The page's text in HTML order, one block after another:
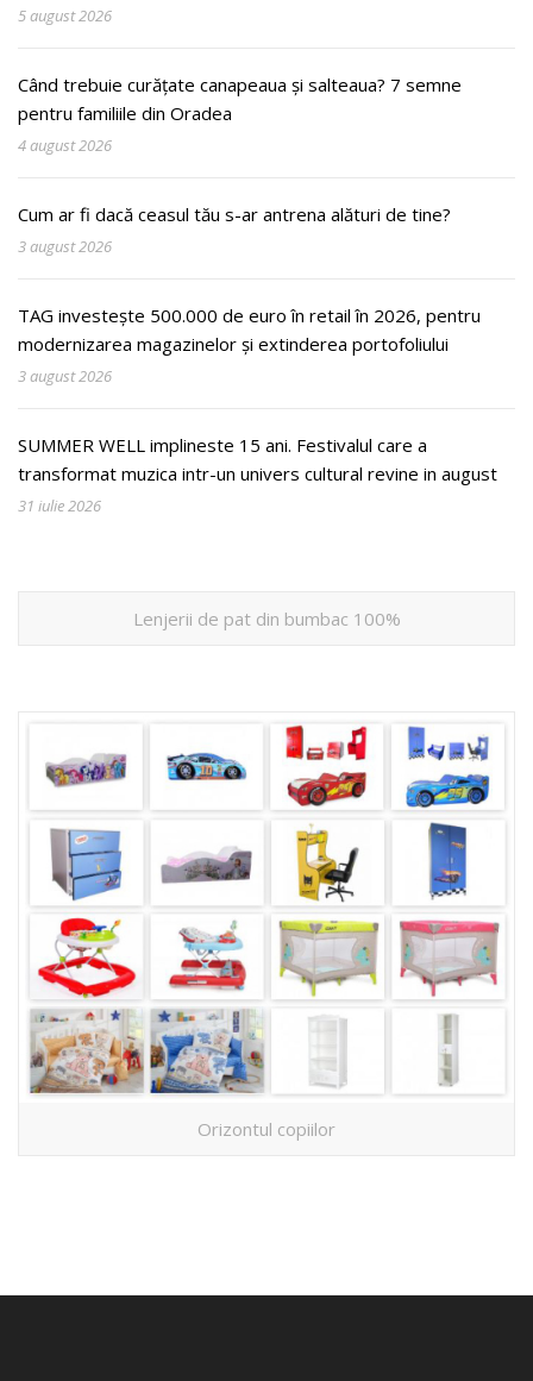
5 august 2026
Când trebuie curățate canapeaua și salteaua? 7 semne
pentru familiile din Oradea
4 august 2026
Cum ar fi dacă ceasul tău s-ar antrena alături de tine?
3 august 2026
TAG investește 500.000 de euro în retail în 2026, pentru
modernizarea magazinelor și extinderea portofoliului
3 august 2026
SUMMER WELL implineste 15 ani. Festivalul care a
transformat muzica intr-un univers cultural revine in august
31 iulie 2026
Lenjerii de pat din bumbac 100%
Orizontul copiilor